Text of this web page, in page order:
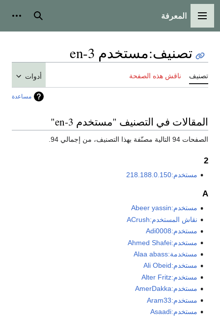
القائمة الرئيسية
المعرفة بحث
تصنيف:مستخدم en-3
تصنيف ناقش هذه الصفحة أدوات
مساعدة
المقالات في التصنيف "مستخدم en-3"
الصفحات 94 التالية مصنّفة بهذا التصنيف، من إجمالي 94.
2
مستخدم:218.188.0.150
A
مستخدم:Abeer yassin
نقاش المستخدم:ACrush
مستخدم:Adi0008
مستخدم:Ahmed Shafei
مستخدمة:Alaa abass
مستخدم:Ali Obeid
مستخدم:Alter Fritz
مستخدم:AmerDakka
مستخدم:Aram33
مستخدم:Asaadi